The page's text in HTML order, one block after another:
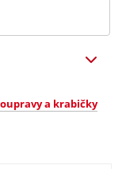
a krabičky